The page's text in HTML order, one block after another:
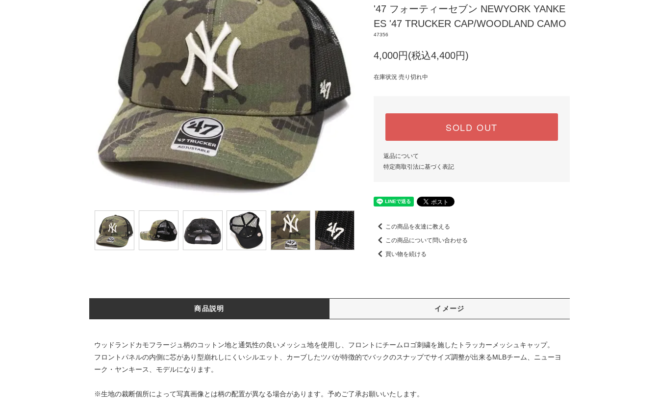
'47 フォーティーセブン NEWYORK YANKE
ES '47 TRUCKER CAP/WOODLAND CAMO
47356
4,000円(税込4,400円)
在庫状況 売り切れ中
SOLD OUT
返品について
特定商取引法に基づく表記
この商品を友達に教える
この商品について問い合わせる
買い物を続ける
商品説明 イメージ
ウッドランドカモフラージュ柄のコットン地と通気性の良いメッシュ地を使用し、フロントにチームロゴ刺繍を施したトラッカーメッシュキャップ。
フロントパネルの内側に芯があり型崩れしにくいシルエット、カーブしたツバが特徴的でバックのスナップでサイズ調整が出来るMLBチーム、ニューヨ
ーク・ヤンキース、モデルになります。
※生地の裁断個所によって写真画像とは柄の配置が異なる場合があります。予めご了承お願いいたします。